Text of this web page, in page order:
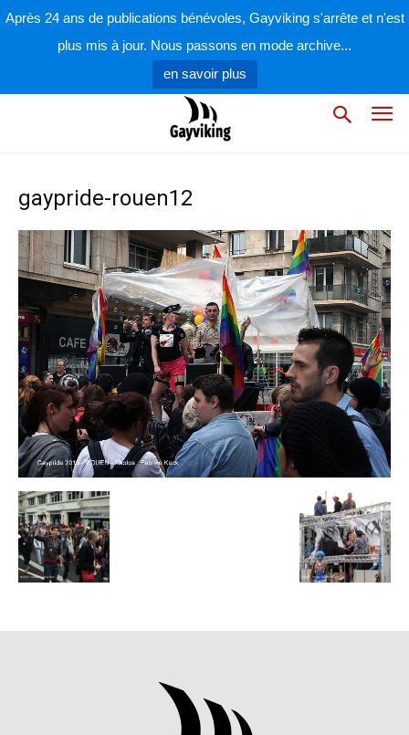
Après 24 ans de publications bénévoles, Gayviking s'arrête et n'est
plus mis à jour. Nous passons en mode archive...
en savoir plus
gaypride-rouen12